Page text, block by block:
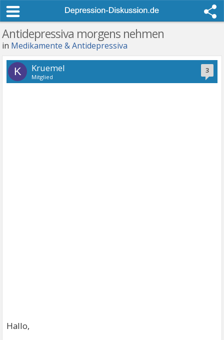
Antidepressiva morgens nehmen
in Medikamente & Antidepressiva
3
K Kruemel
Mitglied
Hallo,